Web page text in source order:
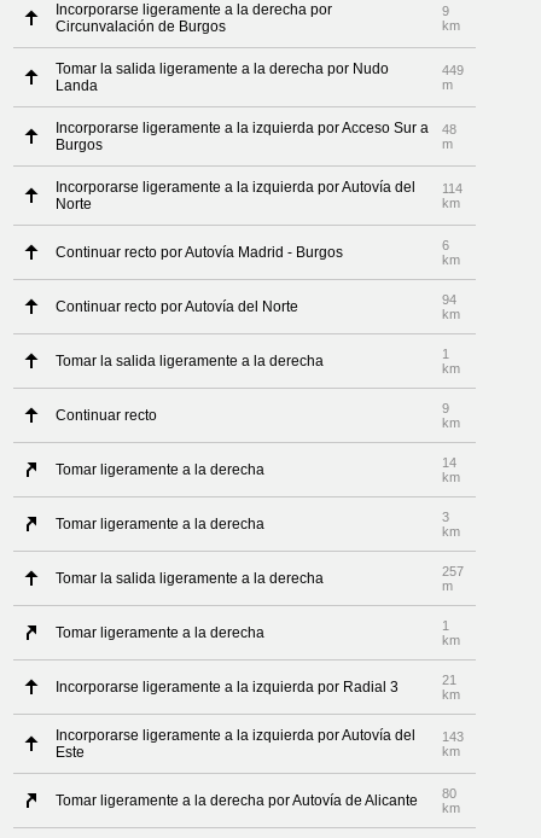
Incorporarse ligeramente a la derecha por
Circunvalación de Burgos
9
km
Tomar la salida ligeramente a la derecha por Nudo
Landa
449
m
Incorporarse ligeramente a la izquierda por Acceso Sur a
Burgos
48
m
Incorporarse ligeramente a la izquierda por Autovía del
Norte
114
km
Continuar recto por Autovía Madrid - Burgos
6
km
Continuar recto por Autovía del Norte
94
km
Tomar la salida ligeramente a la derecha
1
km
Continuar recto
9
km
Tomar ligeramente a la derecha
14
km
Tomar ligeramente a la derecha
3
km
Tomar la salida ligeramente a la derecha
257
m
Tomar ligeramente a la derecha
1
km
Incorporarse ligeramente a la izquierda por Radial 3
21
km
Incorporarse ligeramente a la izquierda por Autovía del
Este
143
km
Tomar ligeramente a la derecha por Autovía de Alicante
80
km